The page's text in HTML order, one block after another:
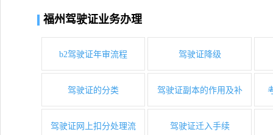
福州驾驶证业务办理
b2驾驶证年审流程 驾驶证降级
驾驶证的分类 驾驶证副本的作用及补
驾驶证网上扣分处理流 驾驶证迁入手续